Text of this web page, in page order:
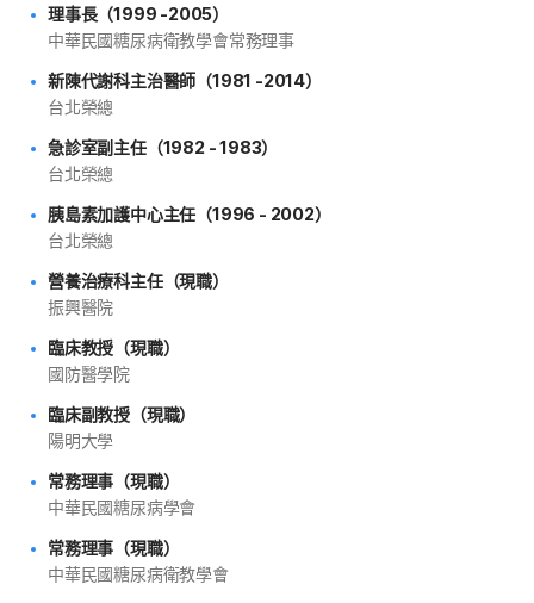
理事長（1999 -2005）
中華民國糖尿病衛教學會常務理事
新陳代謝科主治醫師（1981 -2014）
台北榮總
急診室副主任（1982 - 1983）
台北榮總
胰島素加護中心主任（1996 - 2002）
台北榮總
營養治療科主任（現職）
振興醫院
臨床教授（現職）
國防醫學院
臨床副教授（現職）
陽明大學
常務理事（現職）
中華民國糖尿病學會
常務理事（現職）
中華民國糖尿病衛教學會